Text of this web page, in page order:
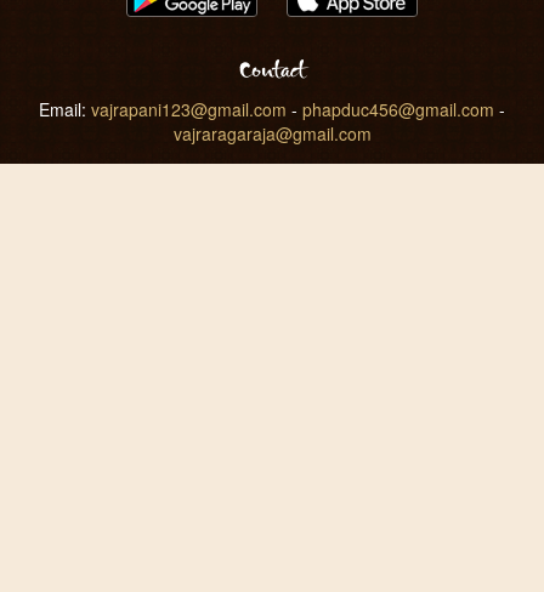
Contact
Email: vajrapani123@gmail.com - phapduc456@gmail.com -
vajraragaraja@gmail.com